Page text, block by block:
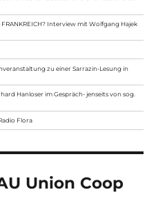
FRANKREICH? Interview mit Wolfgang Hajek
zu einer Sarrazin-Lesung in
Hanloser im Gespräch- jenseits von sog.
Flora
Union Coop